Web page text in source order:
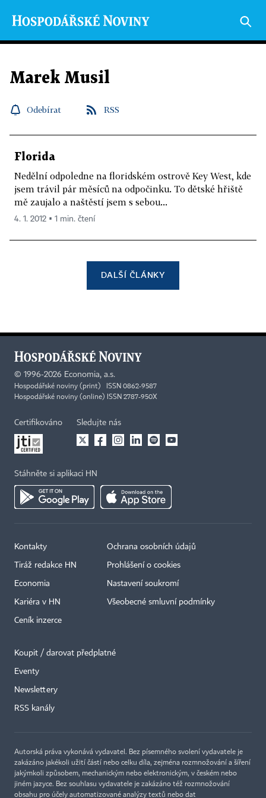
Marek Musil
Odebírat RSS
Florida
Nedělní odpoledne na floridském ostrově Key West, kde
jsem trávil pár měsíců na odpočinku. To dětské hřiště
mě zaujalo a naštěstí jsem s sebou...
4. 1. 2012 ▪ 1 min. čtení
DALŠÍ ČLÁNKY
© 1996-2026 Economia, a.s.
Hospodářské noviny (print) ISSN 0862-9587
Hospodářské noviny (online) ISSN 2787-950X
Certifikováno Sledujte nás
Stáhněte si aplikaci HN
Kontakty
Tiráž redakce HN
Economia
Kariéra v HN
Ceník inzerce
Ochrana osobních údajů
Prohlášení o cookies
Nastavení soukromí
Všeobecné smluvní podmínky
Koupit / darovat předplatné
Eventy
Newslettery
RSS kanály
Autorská práva vykonává vydavatel. Bez písemného svolení vydavatele je
zakázáno jakékoli užití částí nebo celku díla, zejména rozmnožování a šíření
jakýmkoli způsobem, mechanickým nebo elektronickým, v českém nebo
jiném jazyce. Bez souhlasu vydavatele je zakázáno též rozmnožování
obsahu pro účely automatizované analýzy textů nebo dat